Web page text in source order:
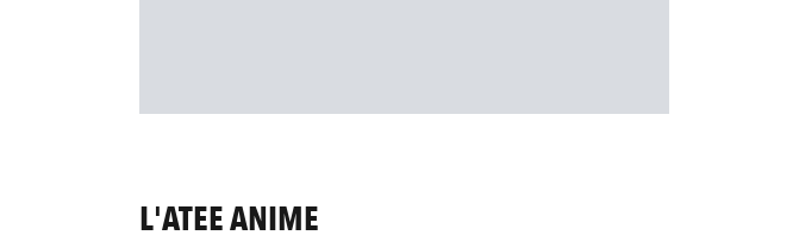
L'ATEE ANIME